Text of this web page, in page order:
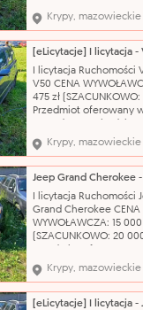
orzeczenia Sądu o jego
przepadku na rzecz
Państwa. Organ
nie opowiada za wady
sprzedawanych
Przegląd techniczny do
21.10.2026 r..
Krypy, mazowieckie
I licytacja Ruchomości
V50 CENA
475 zł (SZACUNKOWO:
Przedmiot oferowany
orzeczenia Sądu o jego
przepadku na rzecz
Państwa. Organ
nie opowiada za wady
sprzedawanych
Przegląd techniczny do
21.10.2026 r..
Krypy, mazowieckie
I licytacja Ruchomości
Grand Cherokee CENA
WYWOŁAWCZA: 15 000
(SZACUNKOWO: 20
sprzedaży pochodzi z
orzeczenia Sądu o jego
przepadku na rzecz
Państwa. Organ
Krypy, mazowieckie